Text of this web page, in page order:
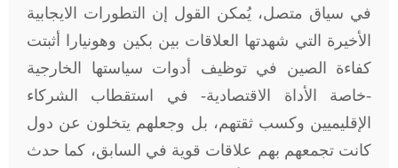
في سياق متصل، يُمكن القول إن التطورات الايجابية
الأخيرة التي شهدتها العلاقات بين بكين وهونيارا أثبتت
كفاءة الصين في توظيف أدوات سياستها الخارجية
-خاصة الأداة الاقتصادية- في استقطاب الشركاء
الإقليميين وكسب ثقتهم، بل وجعلهم يتخلون عن دول
كانت تجمعهم بهم علاقات قوية في السابق، كما حدث